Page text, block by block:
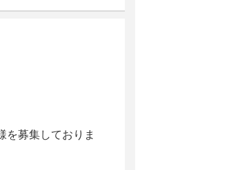
を募集しておりま